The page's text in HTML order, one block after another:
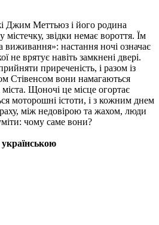
Джим Меттьюз і його родина
звідки немає вороття. Їм
настання ночі означає
не врятує навіть замкнені двері.
приреченість, і разом із
Стівенсом вони намагаються
Щоночі це місце огортає
моторошні істоти, і з кожним днем
між недовірою та жахом, люди
чому саме вони?
українською